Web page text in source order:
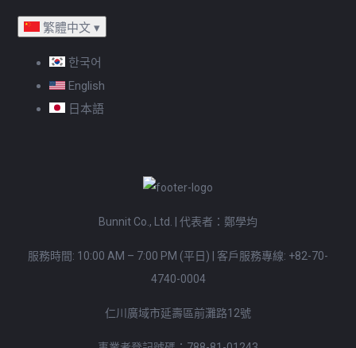
繁體中文 ▾
한국어
English
日本語
Bunnit Co., Ltd. | 代表者：鄭學均
服務時間: 10:00 AM – 7:00 PM (平日) | 客戶服務專線: +82-70-
4740-0004
仁川廣域市延壽區前灘路12號